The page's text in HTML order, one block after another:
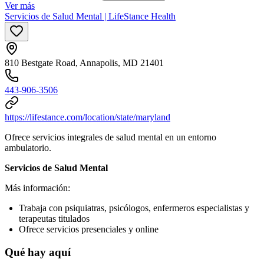
Ver más
Servicios de Salud Mental | LifeStance Health
810 Bestgate Road, Annapolis, MD 21401
443-906-3506
https://lifestance.com/location/state/maryland
Ofrece servicios integrales de salud mental en un entorno
ambulatorio.
Servicios de Salud Mental
Más información:
Trabaja con psiquiatras, psicólogos, enfermeros especialistas y
terapeutas titulados
Ofrece servicios presenciales y online
Qué hay aquí